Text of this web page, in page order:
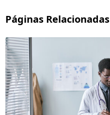
Páginas Relacionadas